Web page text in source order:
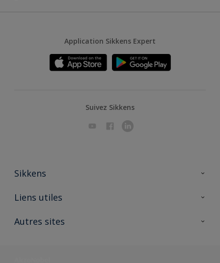
Application Sikkens Expert
Suivez Sikkens
Sikkens
A propos de Sikkens
Liens utiles
Ouvrir un magasin PASS
Autres sites